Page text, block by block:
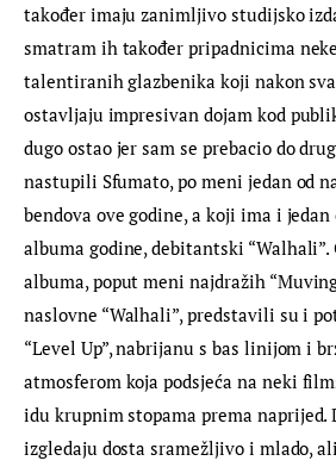
također imaju zanimljivo studijsko
smatram ih također pripadnicima
talentiranih glazbenika koji nakon
ostavljaju impresivan dojam kod
dugo ostao jer sam se prebacio do
nastupili Sfumato, po meni jedan od
bendova ove godine, a koji ima i
albuma godine, debitantski “Walhali”.
albuma, poput meni najdražih
naslovne “Walhali”, predstavili su i
“Level Up”, nabrijanu s bas linijom i
atmosferom koja podsjeća na neki
idu krupnim stopama prema naprijed.
izgledaju dosta sramežljivo i mlado,